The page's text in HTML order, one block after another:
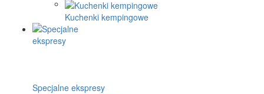
Kuchenki kempingowe
Specjalne ekspresy